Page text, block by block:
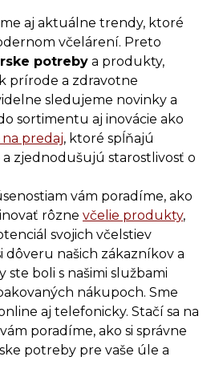
aj aktuálne trendy, ktoré
včelárení. Preto
potreby a produkty,
prírode a zdravotne
sledujeme novinky a
sortimentu aj inovácie ako
predaj, ktoré spĺňajú
zjednodušujú starostlivosť o
vám poradíme, ako
rôzne včelie produkty,
svojich včelstiev
dôveru našich zákazníkov a
ste boli s našimi službami
nákupoch. Sme
aj telefonicky. Stačí sa na
poradíme, ako si správne
potreby pre vaše úle a